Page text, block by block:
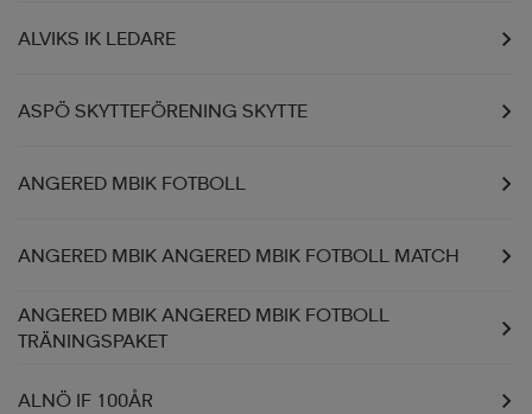
ALVIKS IK LEDARE
ASPÖ SKYTTEFÖRENING SKYTTE
ANGERED MBIK FOTBOLL
ANGERED MBIK ANGERED MBIK FOTBOLL MATCH
ANGERED MBIK ANGERED MBIK FOTBOLL
TRÄNINGSPAKET
ALNÖ IF 100ÅR